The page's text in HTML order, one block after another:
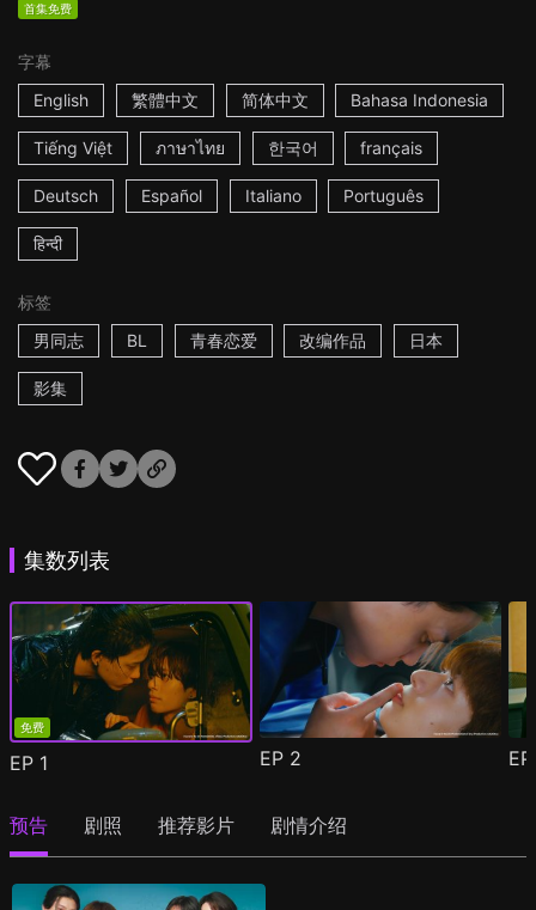
首集免费
字幕
English
繁體中文 简体中文 Bahasa Indonesia
Tiếng Việt ภาษาไทย 한국어 français
Deutsch Español Italiano Português
हिन्दी
标签
男同志
BL 青春恋爱 改编作品 日本
影集
集数列表
免费
EP 1 EP 2
预告 剧照 推荐影片 剧情介绍